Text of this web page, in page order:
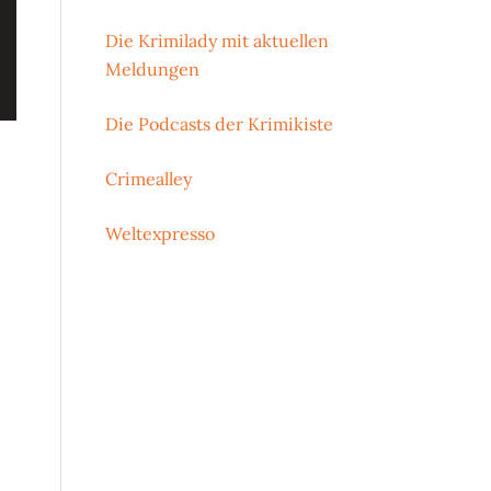
Die Krimilady mit aktuellen
Meldungen
Die Podcasts der Krimikiste
Crimealley
Weltexpresso